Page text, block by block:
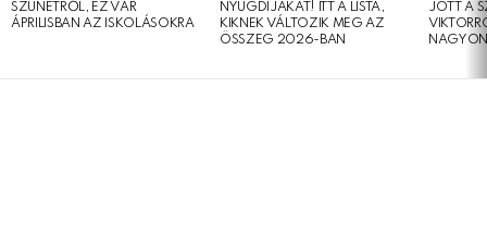
SZÜNETRŐL, EZ VÁR
ÁPRILISBAN AZ ISKOLÁSOKRA
NYUGDÍJAKAT! ITT A LISTA,
KIKNEK VÁLTOZIK MEG AZ
ÖSSZEG 2026-BAN
JÖTT A